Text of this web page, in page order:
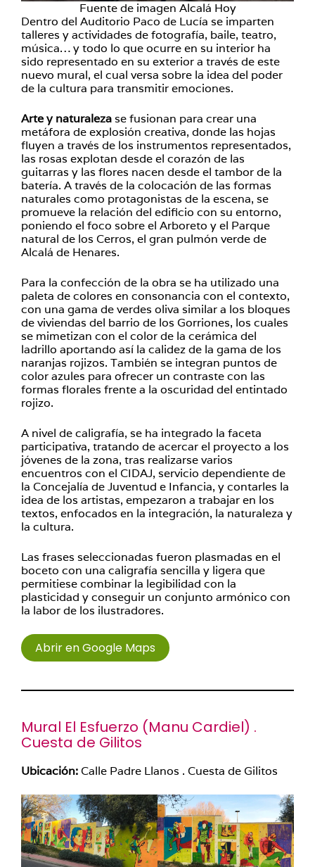
Fuente de imagen Alcalá Hoy
Dentro del Auditorio Paco de Lucía se imparten
talleres y actividades de fotografía, baile, teatro,
música… y todo lo que ocurre en su interior ha
sido representado en su exterior a través de este
nuevo mural, el cual versa sobre la idea del poder
de la cultura para transmitir emociones.
Arte y naturalezase fusionan para crear una
metáfora de explosión creativa, donde las hojas
fluyen a través de los instrumentos representados,
las rosas explotan desde el corazón de las
guitarras y las flores nacen desde el tambor de la
batería. A través de la colocación de las formas
naturales como protagonistas de la escena, se
promueve la relación del edificio con su entorno,
poniendo el foco sobre el Arboreto y el Parque
natural de los Cerros, el gran pulmón verde de
Alcalá de Henares.
Para la confección de la obra se ha utilizado una
paleta de colores en consonancia con el contexto,
con una gama de verdes oliva similar a los bloques
de viviendas del barrio de los Gorriones, los cuales
se mimetizan con el color de la cerámica del
ladrillo aportando así la calidez de la gama de los
naranjas rojizos. También se integran puntos de
color azules para ofrecer un contraste con las
formas florales frente a la oscuridad del entintado
rojizo.
A nivel de caligrafía, se ha integrado la faceta
participativa, tratando de acercar el proyecto a los
jóvenes de la zona, tras realizarse varios
encuentros con el CIDAJ, servicio dependiente de
la Concejalía de Juventud e Infancia, y contarles la
idea de los artistas, empezaron a trabajar en los
textos, enfocados en la integración, la naturaleza y
la cultura.
Las frases seleccionadas fueron plasmadas en el
boceto con una caligrafía sencilla y ligera que
permitiese combinar la legibilidad con la
plasticidad y conseguir un conjunto armónico con
la labor de los ilustradores.
Abrir en Google Maps
Mural El Esfuerzo (Manu Cardiel) .
Cuesta de Gilitos
Ubicación: Calle Padre Llanos . Cuesta de Gilitos